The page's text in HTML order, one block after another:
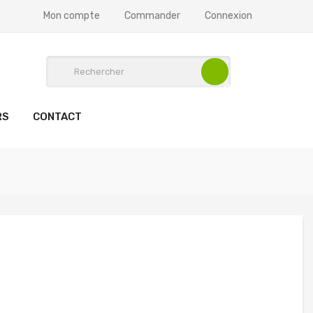
Mon compte Commander Connexion
CONTACT